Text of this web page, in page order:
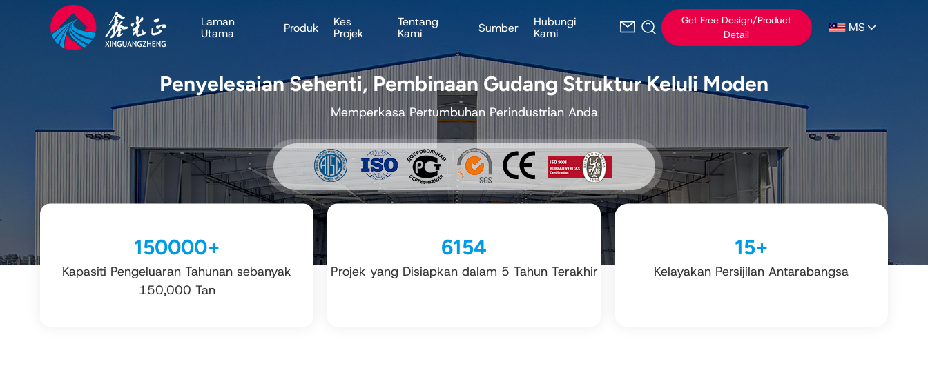
Laman
Utama
Produk
Kes
Projek
Tentang
Kami
Sumber
Hubungi
Kami
Get Free Design/Product
Detail
MS
Penyelesaian Sehenti, Pembinaan Gudang Struktur Keluli Moden
Memperkasa Pertumbuhan Perindustrian Anda
150000+
Kapasiti Pengeluaran Tahunan sebanyak
150,000 Tan
6154
Projek yang Disiapkan dalam 5 Tahun Terakhir
15+
Kelayakan Persijilan Antarabangsa